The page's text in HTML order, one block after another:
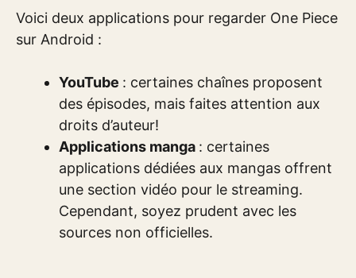
Voici deux applications pour regarder One Piece
sur Android :
YouTube : certaines chaînes proposent
des épisodes, mais faites attention aux
droits d’auteur!
Applications manga : certaines
applications dédiées aux mangas offrent
une section vidéo pour le streaming.
Cependant, soyez prudent avec les
sources non officielles.